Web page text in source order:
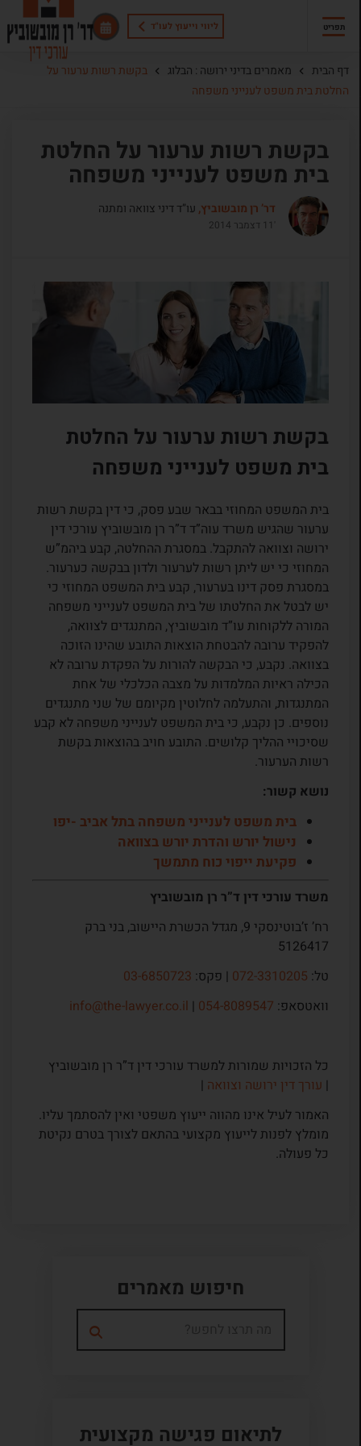
ליווי וייעוץ לעו"ד תפריט
דף הבית מאמרים בדיני ירושה : הבלוג
בקשת רשות ערעור על
החלטת בית משפט לענייני משפחה
בקשת רשות ערעור על החלטת
בית משפט לענייני משפחה
דר’ רן מובשוביץ,עו”ד דיני צוואה ומתנה
בקשת רשות ערעור על החלטת
בית משפט לענייני משפחה
בית המשפט המחוזי בבאר שבע פסק, כי דין בקשת רשות
ערעור שהגיש משרד עוה”ד ד”ר רן מובשוביץ עורכי דין
ירושה וצוואה להתקבל. במסגרת ההחלטה, קבע ביהמ”ש
המחוזי כי יש ליתן רשות לערעור ולדון בבקשה כערעור.
במסגרת פסק דינו בערעור, קבע בית המשפט המחוזי כי
יש לבטל את החלטתו של בית המשפט לענייני משפחה
המורה ללקוחות עו”ד מובשוביץ, המתנגדים לצוואה,
להפקיד ערובה להבטחת הוצאות התובע שהינו הזוכה
בצוואה. נקבע, כי הבקשה להורות על הפקדת ערובה לא
הכילה ראיות המלמדות על מצבה הכלכלי של אחת
המתנגדות, והתעלמה לחלוטין מקיומם של שני מתנגדים
נוספים. כן נקבע, כי בית המשפט לענייני משפחה לא קבע
שסיכויי ההליך קלושים. התובע חויב בהוצאות בקשת
רשות הערעור.
נושא קשור:
בית משפט לענייני משפחה בתל אביב -יפו
נישול יורש והדרת יורש בצוואה
פקיעת ייפוי כוח מתמשך
משרד עורכי דין ד”ר רן מובשוביץ
רח’ ז’בוטינסקי 9, מגדל הכשרת היישוב, בני ברק
5126417
טל: 072-3310205| פקס: 03-6850723
וואטסאפ: 054-8089547
|
info@the-lawyer.co.il
כל הזכויות שמורות למשרד עורכי דין ד”ר רן מובשוביץ
| עורך דין ירושה וצוואה|
האמור לעיל אינו מהווה ייעוץ משפטי ואין להסתמך עליו.
מומלץ לפנות לייעוץ מקצועי בהתאם לצורך בטרם נקיטת
כל פעולה.
חיפוש מאמרים
לתיאום פגישה מקצועית